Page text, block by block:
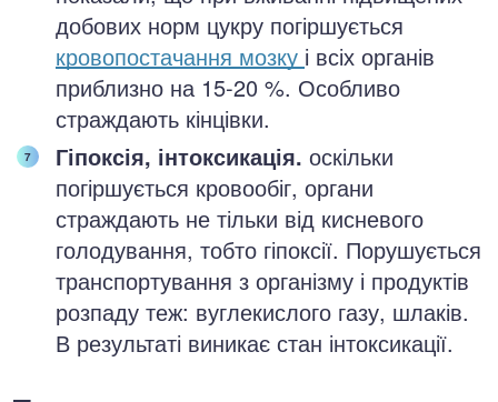
добових норм цукру погіршується
кровопостачання мозку і всіх органів
приблизно на 15-20 %. Особливо
страждають кінцівки.
Гіпоксія, інтоксикація. оскільки
погіршується кровообіг, органи
страждають не тільки від кисневого
голодування, тобто гіпоксії. Порушується
транспортування з організму і продуктів
розпаду теж: вуглекислого газу, шлаків.
В результаті виникає стан інтоксикації.